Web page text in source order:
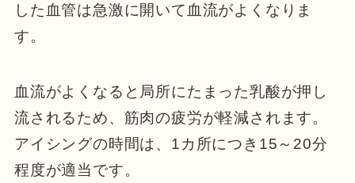
した血管は急激に開いて血流がよくなりま
す。
血流がよくなると局所にたまった乳酸が押し
流されるため、筋肉の疲労が軽減されます。
アイシングの時間は、1カ所につき15～20分
程度が適当です。